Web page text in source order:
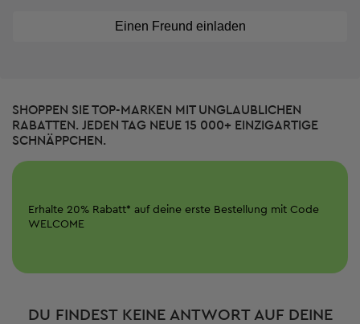
Einen Freund einladen
SHOPPEN SIE TOP-MARKEN MIT UNGLAUBLICHEN
RABATTEN. JEDEN TAG NEUE 15 000+ EINZIGARTIGE
SCHNÄPPCHEN.
Erhalte 20% Rabatt* auf deine erste Bestellung mit Code
WELCOME
DU FINDEST KEINE ANTWORT AUF DEINE